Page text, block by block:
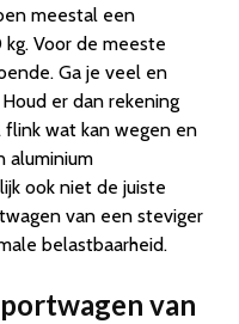
meestal een
Voor de meeste
Ga je veel en
er dan rekening
flink wat kan wegen en
aluminium
ook niet de juiste
van een steviger
belastbaarheid.
van